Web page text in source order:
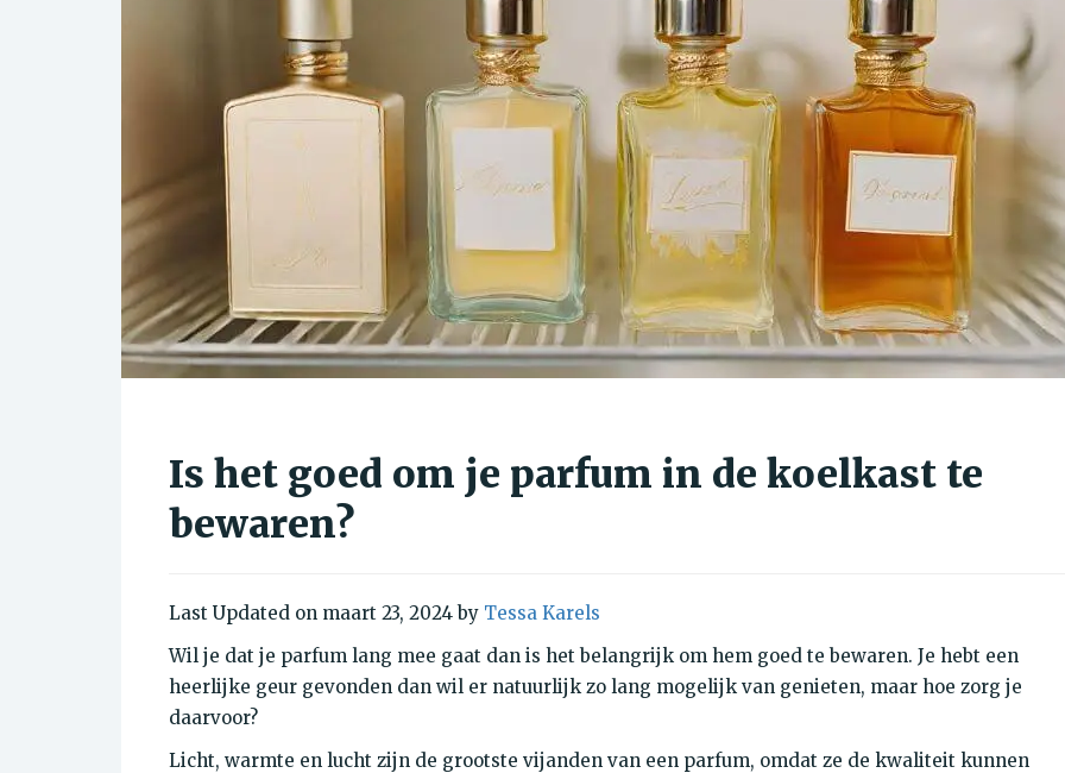
Is het goed om je parfum in de koelkast te
bewaren?
Last Updated on maart 23, 2024 by Tessa Karels
Wil je dat je parfum lang mee gaat dan is het belangrijk om hem goed te bewaren. Je hebt een
heerlijke geur gevonden dan wil er natuurlijk zo lang mogelijk van genieten, maar hoe zorg je
daarvoor?
Licht, warmte en lucht zijn de grootste vijanden van een parfum, omdat ze de kwaliteit kunnen